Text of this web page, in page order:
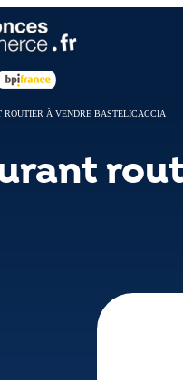
ROUTIER À VENDRE BASTELICACCIA
cookies